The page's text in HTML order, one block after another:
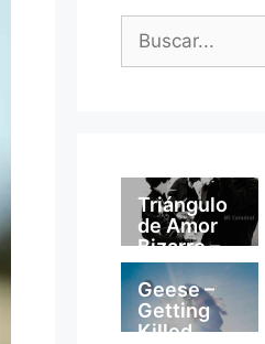
Triángulo
de Amor
Bizarro –
Mi
Catedral
Geese –
Getting
Killed